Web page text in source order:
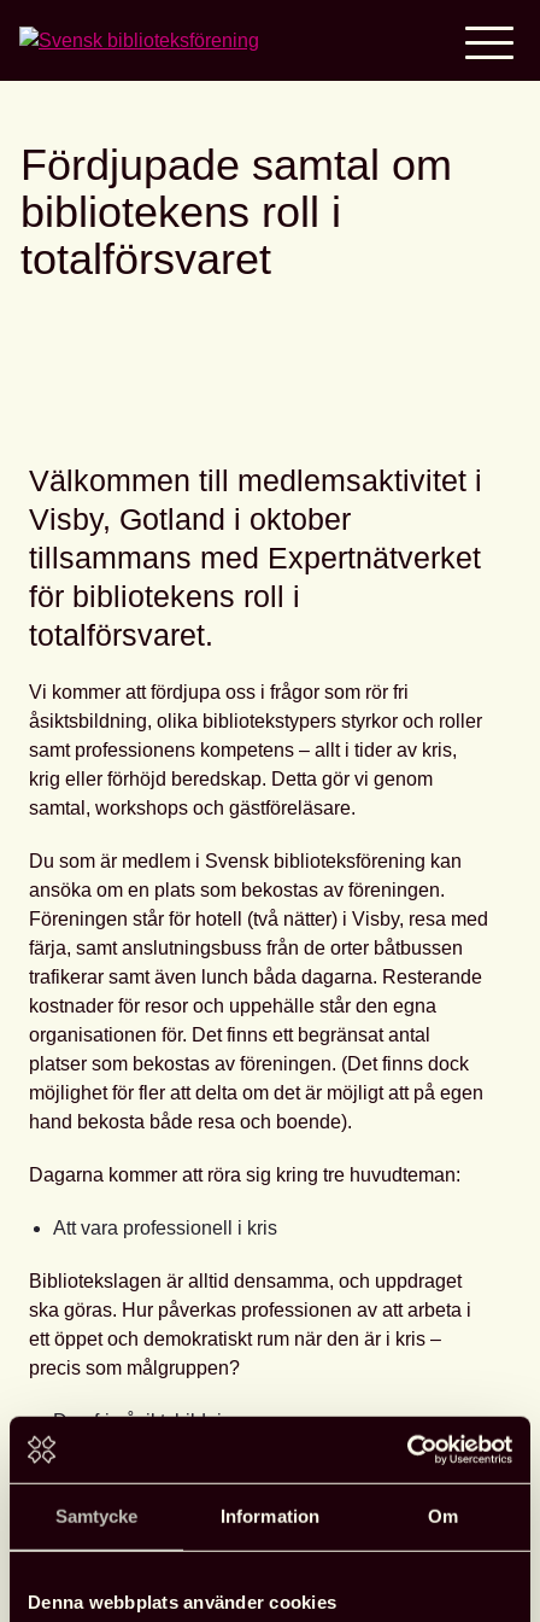
Samtycke Information Om
Denna webbplats använder cookies
Fördjupade samtal om
bibliotekens roll i
totalförsvaret
Välkommen till medlemsaktivitet i
Visby, Gotland i oktober
tillsammans med Expertnätverket
för bibliotekens roll i
totalförsvaret.
Vi kommer att fördjupa oss i frågor som rör fri
åsiktsbildning, olika bibliotekstypers styrkor och roller
samt professionens kompetens – allt i tider av kris,
krig eller förhöjd beredskap. Detta gör vi genom
samtal, workshops och gästföreläsare.
Du som är medlem i Svensk biblioteksförening kan
ansöka om en plats som bekostas av föreningen.
Föreningen står för hotell (två nätter) i Visby, resa med
färja, samt anslutningsbuss från de orter båtbussen
trafikerar samt även lunch båda dagarna. Resterande
kostnader för resor och uppehälle står den egna
organisationen för. Det finns ett begränsat antal
platser som bekostas av föreningen. (Det finns dock
möjlighet för fler att delta om det är möjligt att på egen
hand bekosta både resa och boende).
Dagarna kommer att röra sig kring tre huvudteman:
Att vara professionell i kris
Bibliotekslagen är alltid densamma, och uppdraget
ska göras. Hur påverkas professionen av att arbeta i
ett öppet och demokratiskt rum när den är i kris –
precis som målgruppen?
Den fria åsiktsbildningen
faktiskt uppdrag och egna övertygelser. Kan
De tre biblioteksnivåernas beredskapsläge